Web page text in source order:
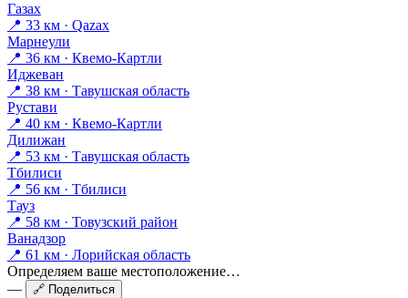
Газах
📍 33 км · Qazax
Марнеули
📍 36 км · Квемо-Картли
Иджеван
📍 38 км · Тавушская область
Рустави
📍 40 км · Квемо-Картли
Дилижан
📍 53 км · Тавушская область
Тбилиси
📍 56 км · Тбилиси
Тауз
📍 58 км · Товузский район
Ванадзор
📍 61 км · Лорийская область
Определяем ваше местоположение…
—
🔗 Поделиться